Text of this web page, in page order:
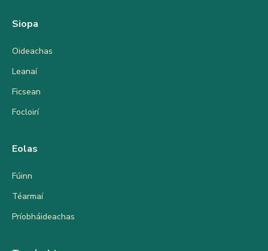
Siopa
Oideachas
Leanaí
Ficsean
Focloirí
Eolas
Fúinn
Téarmaí
Príobháideachas